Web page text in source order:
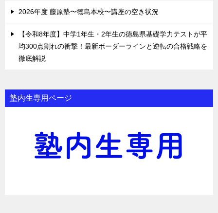
2026年度 藤原塾〜徳島本校〜講座の空き状況
【令和8年度】中学1年生・2年生の徳島県基礎学力テストが平
均300点割れの衝撃！最新ボーダーラインと逆転の合格戦略を
徹底解説
塾内生専用ページ